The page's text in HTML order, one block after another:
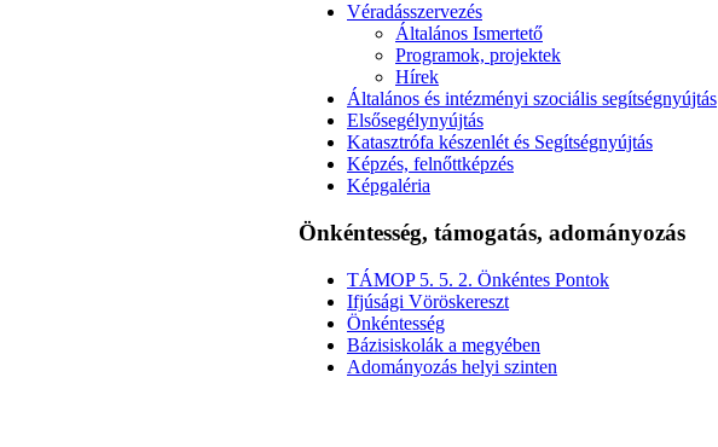
Véradásszervezés
Általános Ismertető
Programok, projektek
Hírek
Általános és intézményi szociális segítségnyújtás
Elsősegélynyújtás
Katasztrófa készenlét és Segítségnyújtás
Képzés, felnőttképzés
Képgaléria
Önkéntesség, támogatás, adományozás
TÁMOP 5. 5. 2. Önkéntes Pontok
Ifjúsági Vöröskereszt
Önkéntesség
Bázisiskolák a megyében
Adományozás helyi szinten